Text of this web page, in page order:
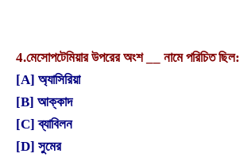
4.মেসোপটেমিয়ার উপরের অংশ __ নামে পরিচিত ছিল:
[A] অ্যাসিরিয়া
[B] আক্কাদ
[C] ব্যাবিলন
[D] সুমের